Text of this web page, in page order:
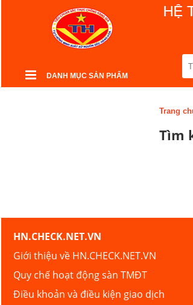
DANH MỤC SẢN PHẨM
Trang
Tìm
HN.CHECK.NET.VN
Giới thiệu về HN.CHECK.NET.VN
Quy chế hoạt động sàn TMĐT
Điều khoản và điều kiện giao dịch